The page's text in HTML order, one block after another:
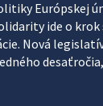
Európskej
ide o
Nová